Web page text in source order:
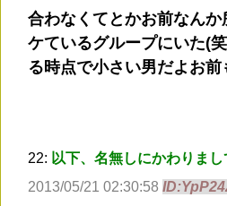
合わなくてとかお前なんか
ケているグループにいた(
る時点で小さい男だよお前
22: 以下、名無しにかわりま
2013/05/21 02:30:58